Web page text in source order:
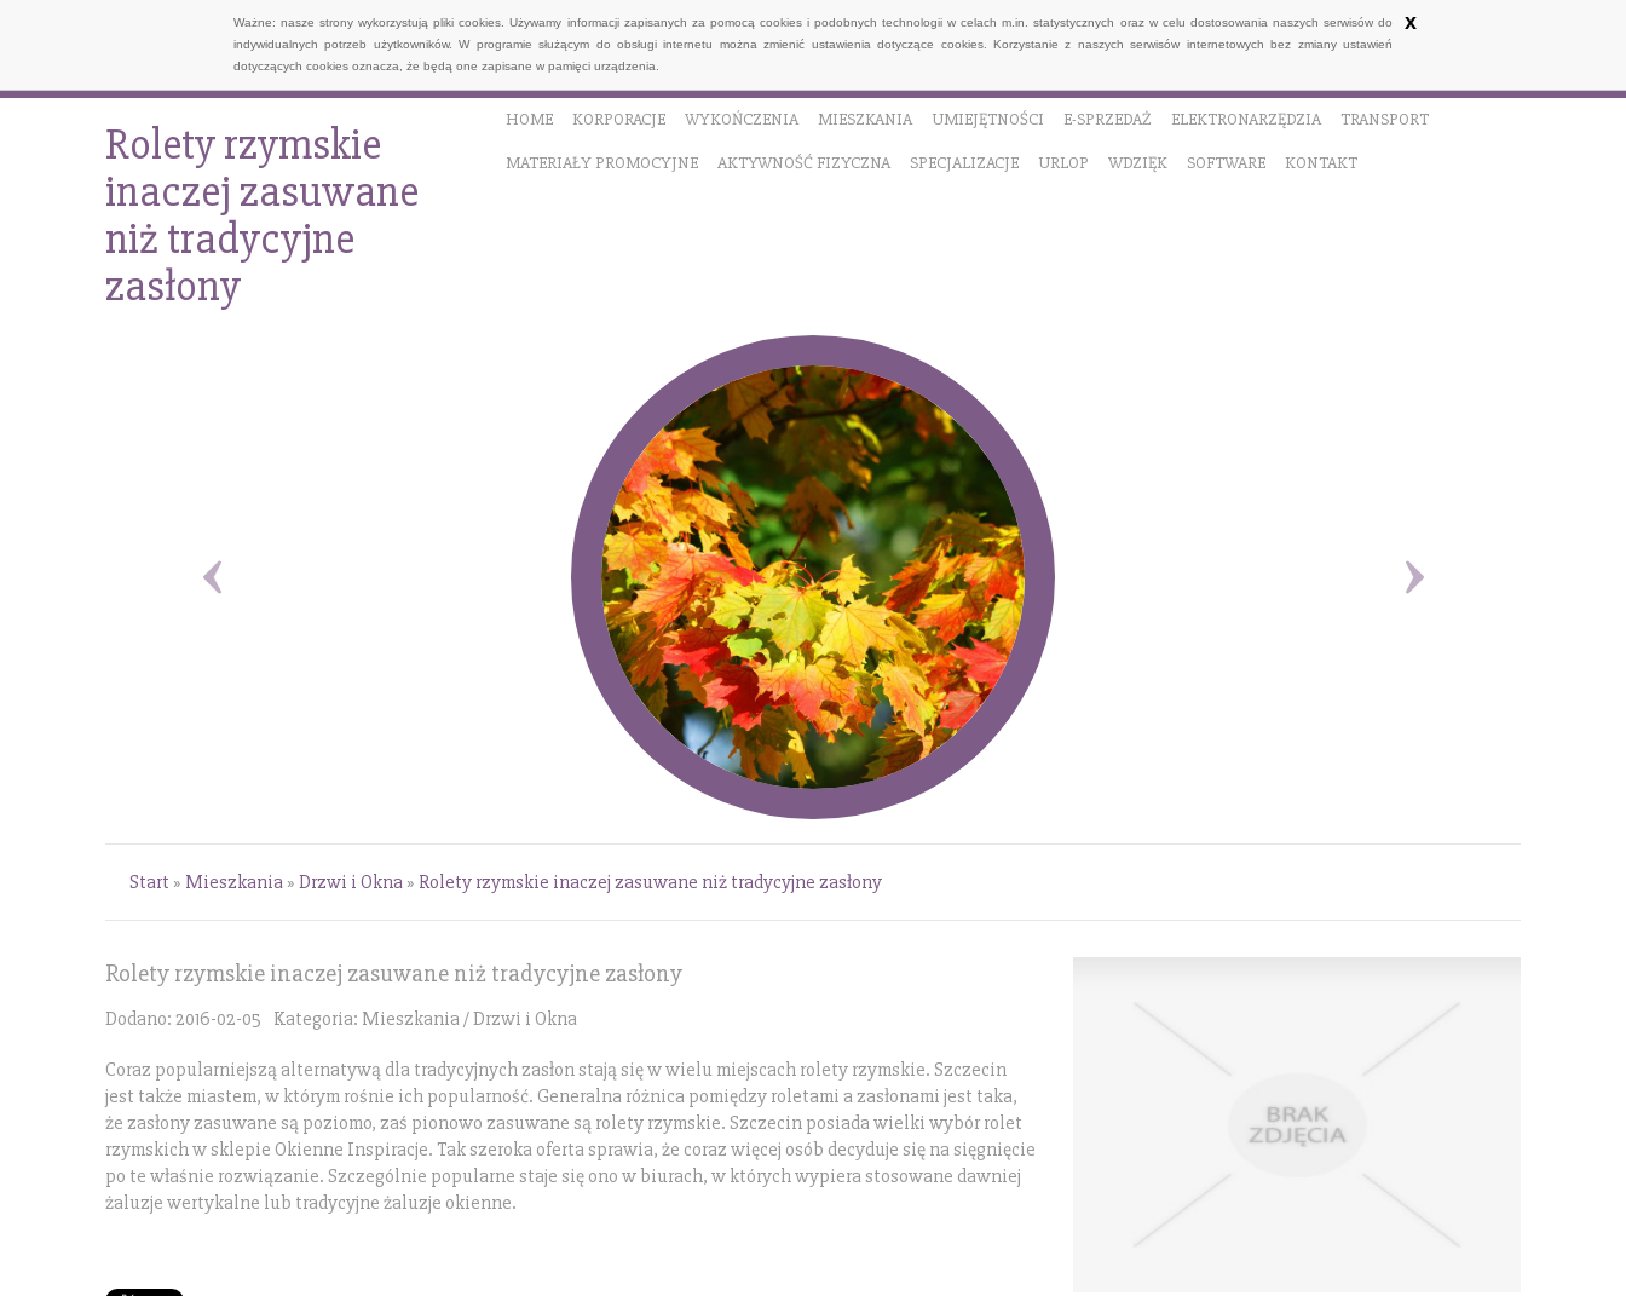
Ważne: nasze strony wykorzystują pliki cookies. Używamy informacji zapisanych za pomocą cookies i podobnych technologii w celach m.in. statystycznych oraz w celu dostosowania naszych serwisów do
indywidualnych potrzeb użytkowników. W programie służącym do obsługi internetu można zmienić ustawienia dotyczące cookies. Korzystanie z naszych serwisów internetowych bez zmiany ustawień
dotyczących cookies oznacza, że będą one zapisane w pamięci urządzenia.
x
HOME KORPORACJE WYKOŃCZENIA MIESZKANIA UMIEJĘTNOŚCI E-SPRZEDAŻ ELEKTRONARZĘDZIA TRANSPORT
MATERIAŁY PROMOCYJNE AKTYWNOŚĆ FIZYCZNA SPECJALIZACJE URLOP WDZIĘK SOFTWARE KONTAKT
Rolety rzymskie
inaczej zasuwane
niż tradycyjne
zasłony
Start » Mieszkania » Drzwi i Okna » Rolety rzymskie inaczej zasuwane niż tradycyjne zasłony
Rolety rzymskie inaczej zasuwane niż tradycyjne zasłony
Dodano: 2016-02-05 Kategoria: Mieszkania / Drzwi i Okna
Coraz popularniejszą alternatywą dla tradycyjnych zasłon stają się w wielu miejscach rolety rzymskie. Szczecin
jest także miastem, w którym rośnie ich popularność. Generalna różnica pomiędzy roletami a zasłonami jest taka,
że zasłony zasuwane są poziomo, zaś pionowo zasuwane są rolety rzymskie. Szczecin posiada wielki wybór rolet
rzymskich w sklepie Okienne Inspiracje. Tak szeroka oferta sprawia, że coraz więcej osób decyduje się na sięgnięcie
po te właśnie rozwiązanie. Szczególnie popularne staje się ono w biurach, w których wypiera stosowane dawniej
żaluzje wertykalne lub tradycyjne żaluzje okienne.